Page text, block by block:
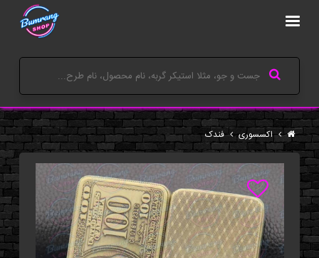
اکسسوری فندک